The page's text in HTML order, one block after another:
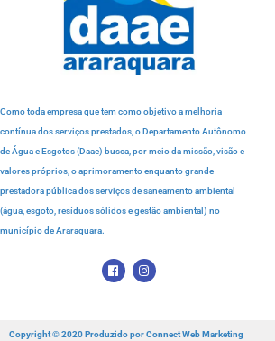
Como toda empresa que tem como objetivo a melhoria
contínua dos serviços prestados, o Departamento Autônomo
de Água e Esgotos (Daae) busca, por meio da missão, visão e
valores próprios, o aprimoramento enquanto grande
prestadora pública dos serviços de saneamento ambiental
(água, esgoto, resíduos sólidos e gestão ambiental) no
município de Araraquara.
Copyright © 2020 Produzido porConnect Web Marketing